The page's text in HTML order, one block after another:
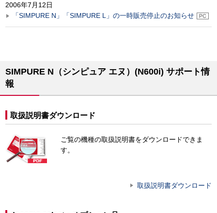
2006年7月12日
「SIMPURE N」「SIMPURE L」の一時販売停止のお知らせ
SIMPURE N（シンピュア エヌ）(N600i) サポート情
報
取扱説明書ダウンロード
ご覧の機種の取扱説明書をダウンロードできま
す。
取扱説明書ダウンロード